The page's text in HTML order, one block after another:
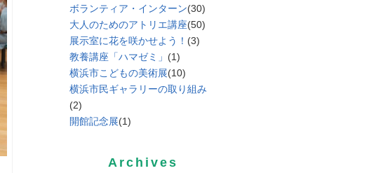
ボランティア・インターン(30)
大人のためのアトリエ講座(50)
展示室に花を咲かせよう！ (3)
教養講座「ハマゼミ」 (1)
横浜市こどもの美術展(10)
横浜市民ギャラリーの取り組み
(2)
開館記念展(1)
Archives